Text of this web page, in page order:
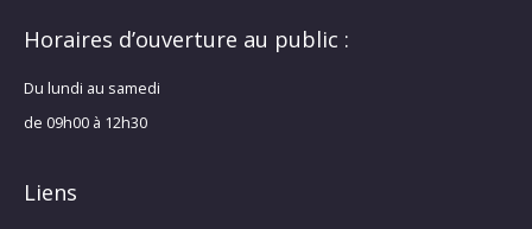
Horaires d’ouverture au public :
Du lundi au samedi
de 09h00 à 12h30
Liens